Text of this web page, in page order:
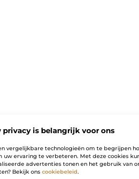
privacy is belangrijk voor ons
vergelijkbare technologieën om te begrijpen
ervaring te verbeteren. Met deze cookies
advertenties tonen en het gebruik van
Bekijk ons cookiebeleid.